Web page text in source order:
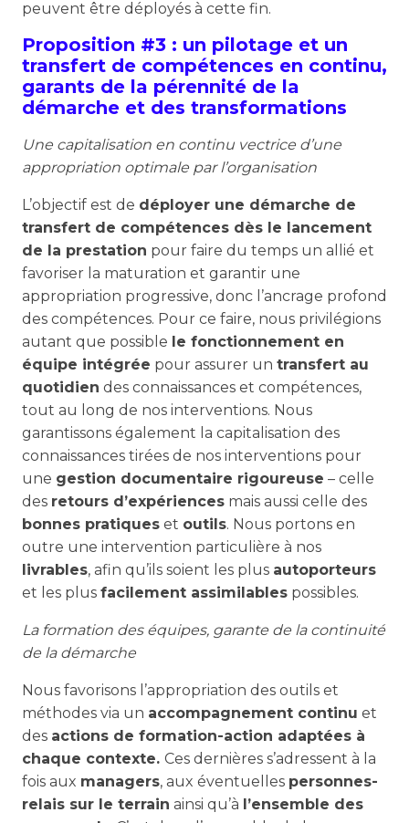
peuvent être déployés à cette fin.
Proposition #3 : un pilotage et un
transfert de compétences en continu,
garants de la pérennité de la
démarche et des transformations
Une capitalisation en continu vectrice d’une
appropriation optimale par l’organisation
L’objectif est de déployer une démarche de
transfert de compétences dès le lancement
de la prestation pour faire du temps un allié et
favoriser la maturation et garantir une
appropriation progressive, donc l’ancrage profond
des compétences. Pour ce faire, nous privilégions
autant que possible le fonctionnement en
équipe intégrée pour assurer un transfert au
quotidien des connaissances et compétences,
tout au long de nos interventions. Nous
garantissons également la capitalisation des
connaissances tirées de nos interventions pour
une gestion documentaire rigoureuse – celle
des retours d’expériences mais aussi celle des
bonnes pratiques et outils. Nous portons en
outre une intervention particulière à nos
livrables, afin qu’ils soient les plus autoporteurs
et les plus facilement assimilables possibles.
La formation des équipes, garante de la continuité
de la démarche
Nous favorisons l’appropriation des outils et
méthodes via un accompagnement continu et
des actions de formation-action adaptées à
chaque contexte. Ces dernières s’adressent à la
fois aux managers, aux éventuelles personnes-
relais sur le terrain ainsi qu’à l’ensemble des